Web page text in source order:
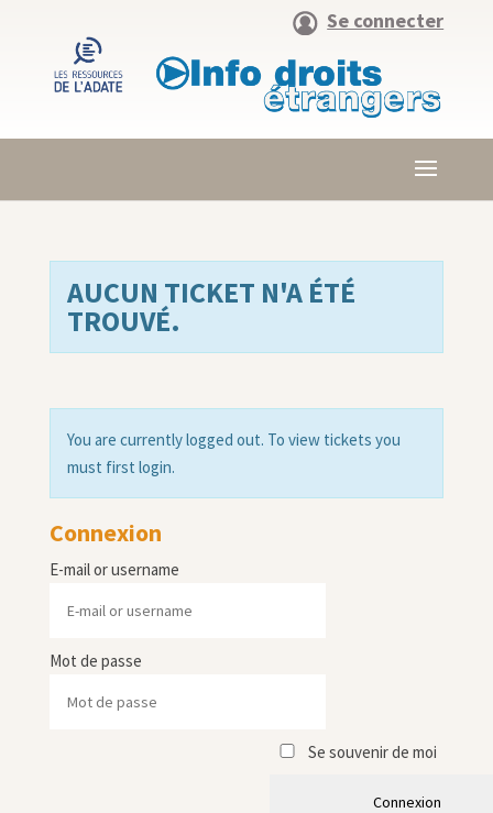
Se connecter
AUCUN TICKET N'A ÉTÉ
TROUVÉ.
You are currently logged out. To view tickets you
must first login.
Connexion
E-mail or username
Mot de passe
Se souvenir de moi
Connexion